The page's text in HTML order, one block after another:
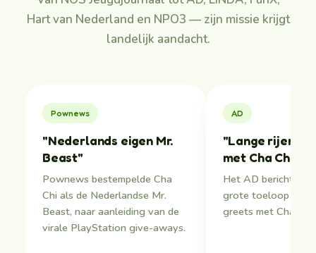
Hart van Nederland en NPO3 — zijn missie krijgt
landelijk aandacht.
Pownews
"Nederlands eigen Mr.
Beast"
Pownews bestempelde Cha
Chi als de Nederlandse Mr.
Beast, naar aanleiding van de
virale PlayStation give-aways.
AD
"Lange rijen
met Cha Chi
Het AD berichtte
grote toeloop bij
greets met Cha Chi